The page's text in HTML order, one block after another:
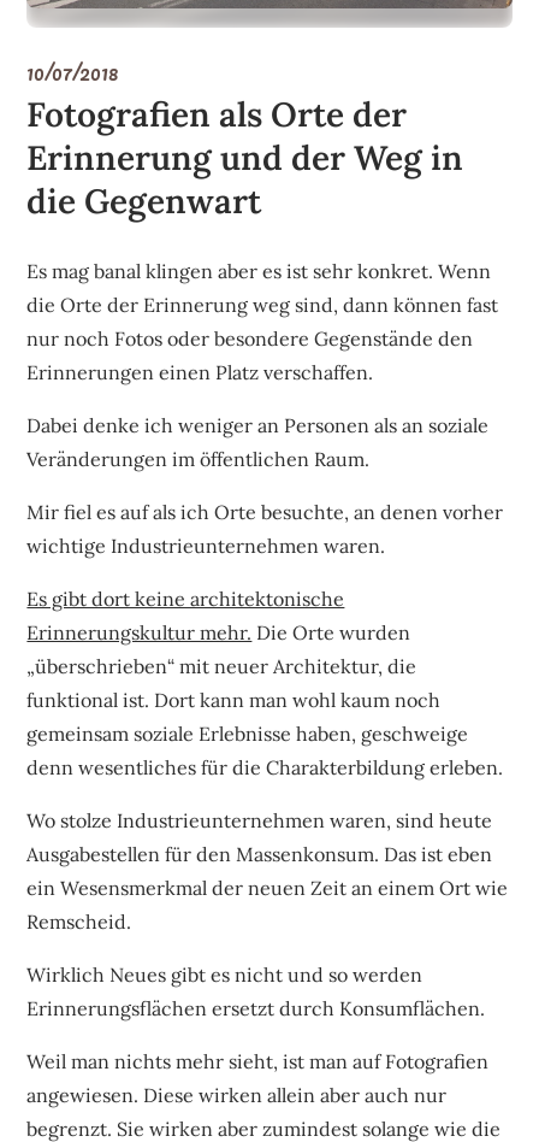
10/07/2018
Fotografien als Orte der
Erinnerung und der Weg in
die Gegenwart
Es mag banal klingen aber es ist sehr konkret. Wenn
die Orte der Erinnerung weg sind, dann können fast
nur noch Fotos oder besondere Gegenstände den
Erinnerungen einen Platz verschaffen.
Dabei denke ich weniger an Personen als an soziale
Veränderungen im öffentlichen Raum.
Mir fiel es auf als ich Orte besuchte, an denen vorher
wichtige Industrieunternehmen waren.
Es gibt dort keine architektonische
Erinnerungskultur mehr. Die Orte wurden
„überschrieben“ mit neuer Architektur, die
funktional ist. Dort kann man wohl kaum noch
gemeinsam soziale Erlebnisse haben, geschweige
denn wesentliches für die Charakterbildung erleben.
Wo stolze Industrieunternehmen waren, sind heute
Ausgabestellen für den Massenkonsum. Das ist eben
ein Wesensmerkmal der neuen Zeit an einem Ort wie
Remscheid.
Wirklich Neues gibt es nicht und so werden
Erinnerungsflächen ersetzt durch Konsumflächen.
Weil man nichts mehr sieht, ist man auf Fotografien
angewiesen. Diese wirken allein aber auch nur
begrenzt. Sie wirken aber zumindest solange wie die